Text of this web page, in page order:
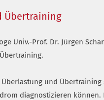
Übertraining
Univ.-Prof. Dr. Jürgen
Überlastung und
diagnostizieren